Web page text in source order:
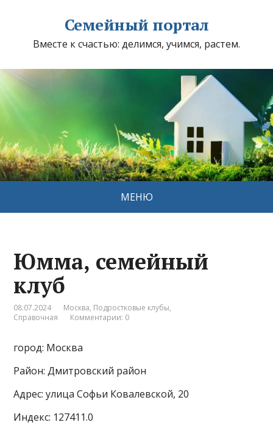
Семейный портал
Вместе к счастью: делимся, учимся, растем.
МЕНЮ
Юмма, семейный
клуб
08.07.2024 Москва, Подростковые клубы,
Справочная
Комментарии: 0
город: Москва
Район: Дмитровский район
Адрес: улица Софьи Ковалевской, 20
Индекс: 127411.0